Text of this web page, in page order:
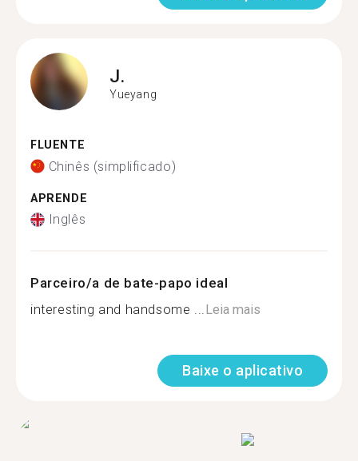
J.
Yueyang
FLUENTE
Chinês (simplificado)
APRENDE
Inglês
Parceiro/a de bate-papo ideal
interesting and handsome ...Leia mais
Baixe o aplicativo